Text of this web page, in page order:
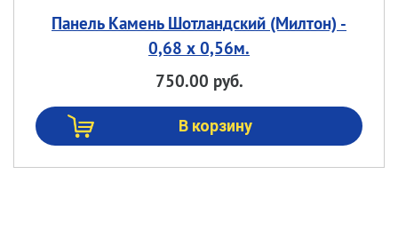
Панель Камень Шотландский (Милтон) -
0,68 х 0,56м.
750.00 руб.